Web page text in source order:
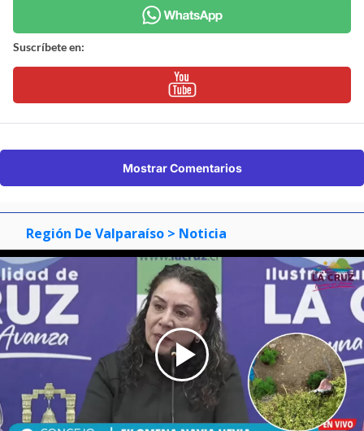
Suscríbete en:
Mostrar Comentarios
Región De Valparaíso > Noticia